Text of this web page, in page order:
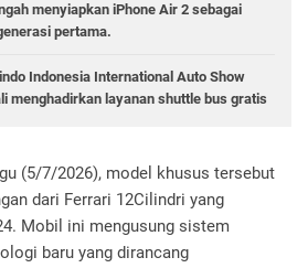
menyiapkan iPhone Air 2 sebagai
pertama.
Indonesia International Auto Show
menghadirkan layanan shuttle bus gratis
(5/7/2026), model khusus tersebut
dari Ferrari 12Cilindri yang
Mobil ini mengusung sistem
baru yang dirancang